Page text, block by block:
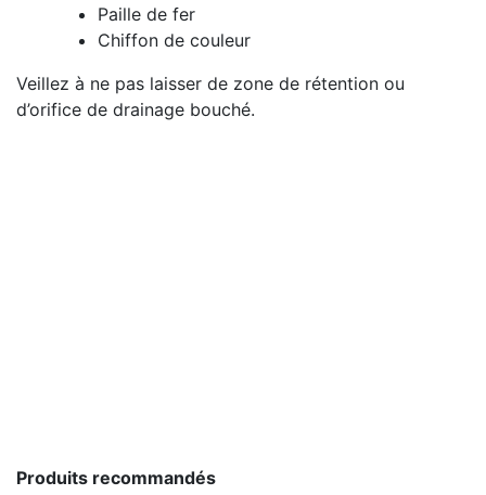
Paille de fer
Chiffon de couleur
Veillez à ne pas laisser de zone de rétention ou
d’orifice de drainage bouché.
Produits recommandés